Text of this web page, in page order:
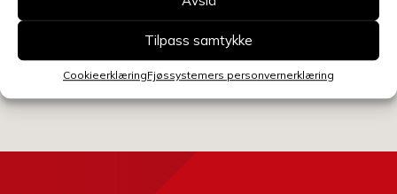
Tilpass samtykke
CookieerklæringFjøssystemers personvernerklæring
Send skjema